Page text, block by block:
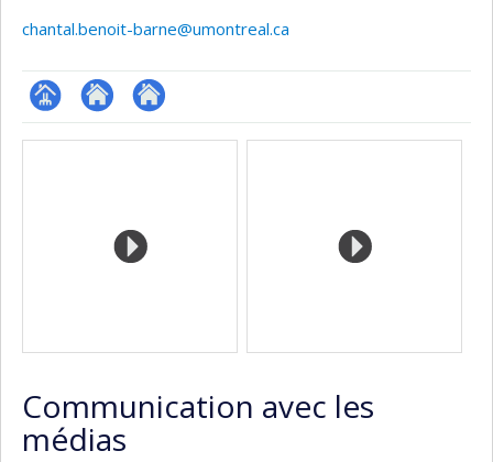
chantal.benoit-barne@umontreal.ca
Page Autre Autre
Médias
Communication avec les
médias